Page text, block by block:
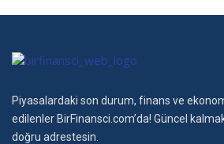
Piyasalardaki son durum, finans ve
edilenler BirFinansci.com’da! Güncel
doğru adrestesin.